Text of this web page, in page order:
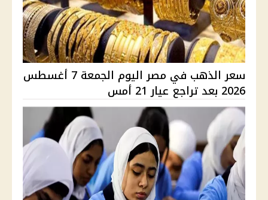
سعر الذهب في مصر اليوم الجمعة 7 أغسطس
2026 بعد تراجع عيار 21 أمس